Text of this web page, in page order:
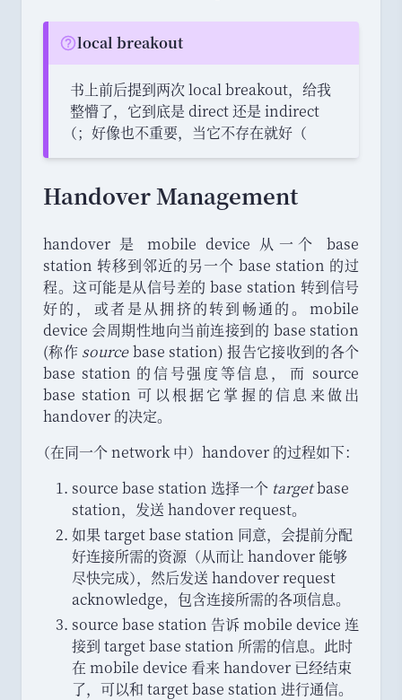
Question:
local breakout
书上前后提到两次 local breakout， 给我
整懵了， 它到底是 direct 还是 indirect
（； 好像也不重要， 当它不存在就好 （
Handover Management
handover 是 mobile device 从一个 base
station 转移到邻近的另一个 base station 的过
程。 这可能是从信号差的 base station 转到信号
好的 ， 或者是从拥挤的转到畅通的。
mobile
device 会周期性地向当前连接到的 base station
(称作 sourcebase station) 报告它接收到的各个
base station 的信号强度等信息 ，
而 source
base station 可以根据它掌握的信息来做出
handover 的决定。
（在同一个 network 中） handover 的过程如下：
source base station 选择一个 targetbase
station， 发送 handover request。
如果 target base station 同意， 会提前分配
好连接所需的资源 （从而让 handover 能够
尽快完成）， 然后发送 handover request
acknowledge， 包含连接所需的各项信息。
source base station 告诉 mobile device 连
接到 target base station 所需的信息。 此时
在 mobile device 看来 handover 已经结束
了， 可以和 target base station 进行通信。